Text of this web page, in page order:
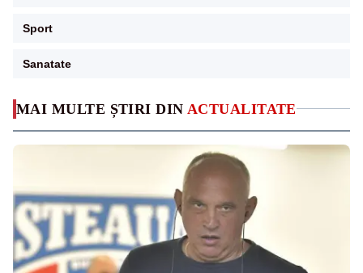
MAI MULTE ȘTIRI DIN ACTUALITATE
Sport
Sanatate